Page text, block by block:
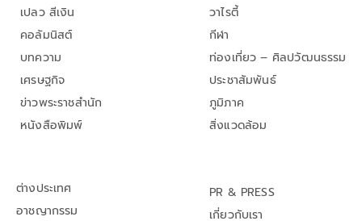
เปลว สีเงิน
คอลัมนิสต์
บทความ
เศรษฐกิจ
ข่าวพระราชสำนัก
หนังสือพิมพ์
วาไรตี้
กีฬา
ท่องเที่ยว – ศิลปวัฒนธรรม
ประชาสัมพันธ์
ภูมิภาค
สิ่งแวดล้อม
ต่างประเทศ
อาชญากรรม
PR & PRESS
เกี่ยวกับเรา